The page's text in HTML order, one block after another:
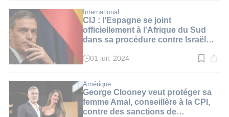
:
2
min.
International
CIJ : l’Espagne se joint
officiellement à l'Afrique du Sud
dans sa procédure contre Israël
Temps
:
2
min.
01 juil. 2024
Amérique
George Clooney veut protéger sa
femme Amal, conseillère à la CPI,
contre des sanctions de